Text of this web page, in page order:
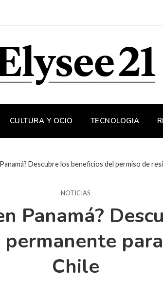
CULTURA Y OCIO TECNOLOGIA
Descubre los beneficios del permiso de
NOTICIAS
Panamá?
Chile